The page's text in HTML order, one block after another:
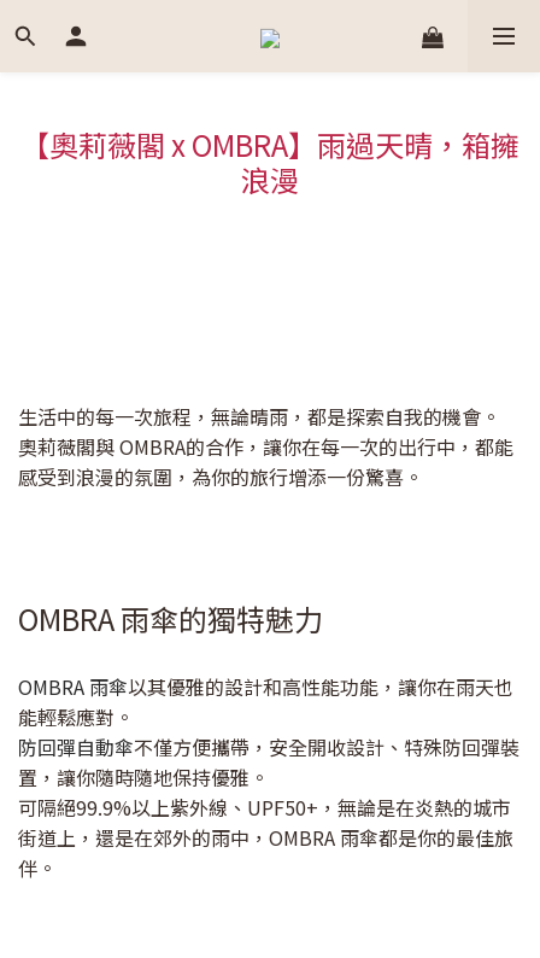
【奧莉薇閣 x OMBRA】雨過天晴，箱擁
浪漫
生活中的每一次旅程，無論晴雨，都是探索自我的機會。
奧莉薇閣與 OMBRA的合作，讓你在每一次的出行中，都能
感受到浪漫的氛圍，為你的旅行增添一份驚喜。
OMBRA 雨傘的獨特魅力
OMBRA 雨傘以其優雅的設計和高性能功能，讓你在雨天也
能輕鬆應對。
防回彈自動傘不僅方便攜帶，安全開收設計、特殊防回彈裝
置，讓你隨時隨地保持優雅。
可隔絕99.9%以上紫外線、UPF50+，無論是在炎熱的城市
街道上，還是在郊外的雨中，OMBRA 雨傘都是你的最佳旅
伴。